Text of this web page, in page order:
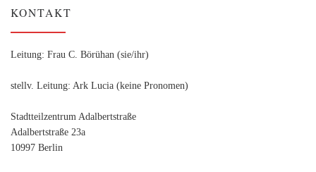
KONTAKT
Leitung: Frau C. Börühan (sie/ihr)
stellv. Leitung: Ark Lucia (keine Pronomen)
Stadtteilzentrum Adalbertstraße
Adalbertstraße 23a
10997 Berlin